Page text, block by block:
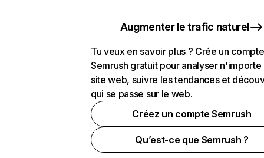
Augmenter le trafic naturel
Tu veux en savoir plus ? Crée un compte
Semrush gratuit pour analyser n'importe
site web, suivre les tendances et
qui se passe sur le web.
Créez un compte Semrush
Qu’est-ce que Semrush ?